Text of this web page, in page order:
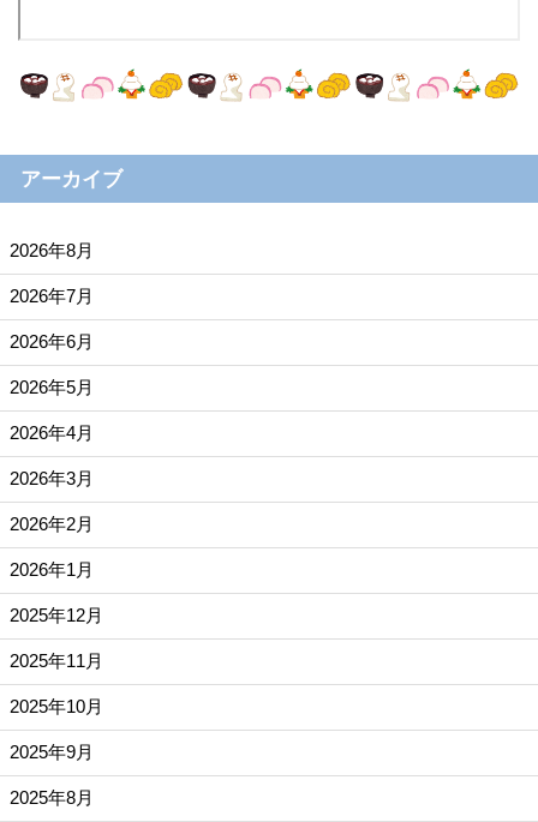
アーカイブ
2026年8月
2026年7月
2026年6月
2026年5月
2026年4月
2026年3月
2026年2月
2026年1月
2025年12月
2025年11月
2025年10月
2025年9月
2025年8月